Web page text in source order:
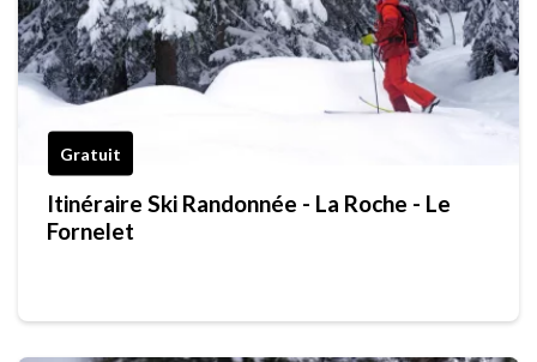
Gratuit
Itinéraire Ski Randonnée - La Roche - Le
Fornelet